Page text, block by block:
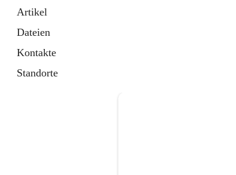
Artikel
Dateien
Kontakte
Standorte